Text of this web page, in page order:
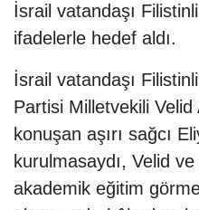
İsrail vatandaşı
ifadelerle hedef aldı.
İsrail vatandaşı
Partisi Milletvekili Velid
konuşan aşırı sağcı
kurulmasaydı, Velid ve
akademik eğitim